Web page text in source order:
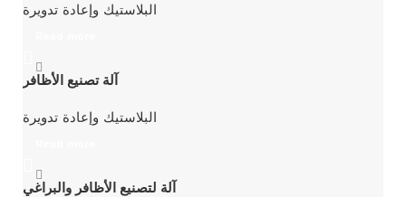
البلاستيك وإعادة تدويرة
آلة تصنيع الأظافر
البلاستيك وإعادة تدويرة
آلة لتصنيع الأظافر والبراغي